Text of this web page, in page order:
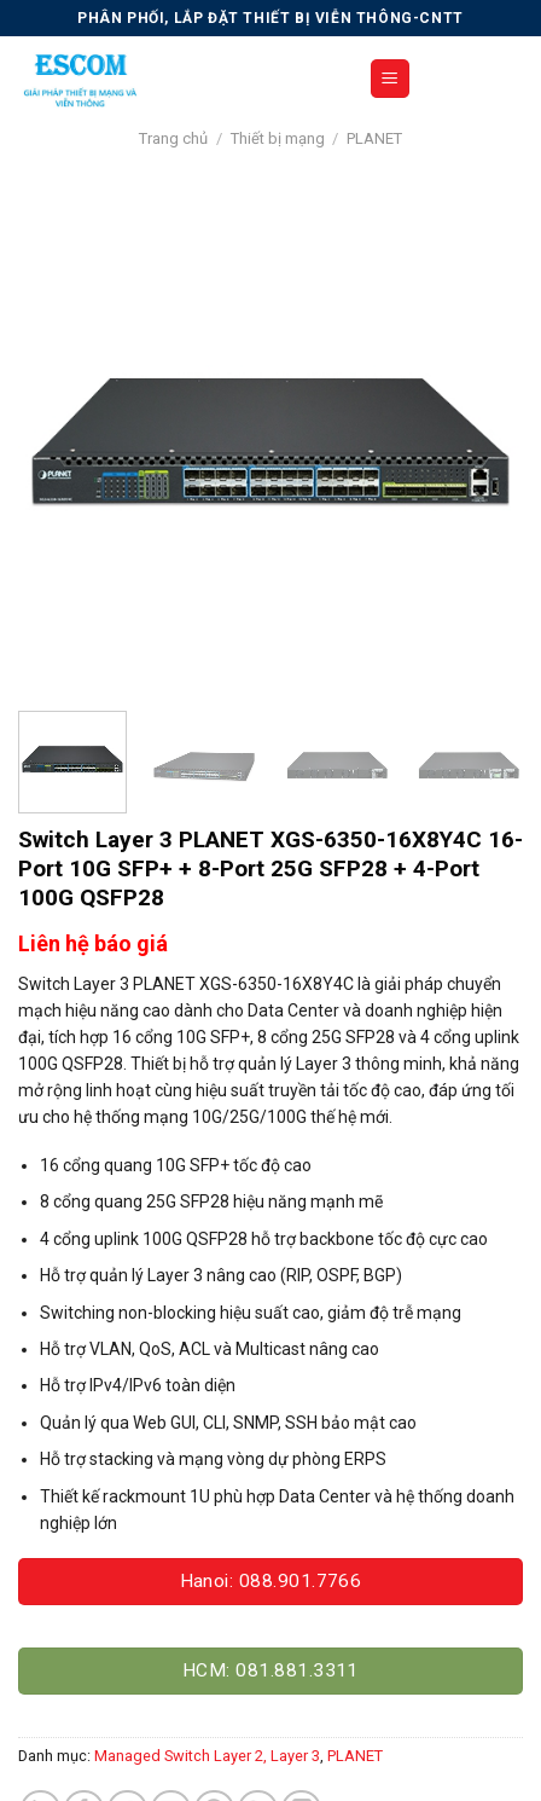
to
content
PHÂN PHỐI, LẮP ĐẶT THIẾT BỊ VIỄN THÔNG-CNTT
Trang chủ / Thiết bị mạng / PLANET
Switch Layer 3 PLANET XGS-6350-16X8Y4C 16-
Port 10G SFP+ + 8-Port 25G SFP28 + 4-Port
100G QSFP28
Liên hệ báo giá
Switch Layer 3 PLANETXGS-6350-16X8Y4C là giải pháp chuyển
mạch hiệu năng cao dành cho Data Center và doanh nghiệp hiện
đại, tích hợp 16 cổng 10G SFP+, 8 cổng 25G SFP28 và 4 cổng uplink
100G QSFP28. Thiết bị hỗ trợ quản lý Layer 3 thông minh, khả năng
mở rộng linh hoạt cùng hiệu suất truyền tải tốc độ cao, đáp ứng tối
ưu cho hệ thống mạng 10G/25G/100G thế hệ mới.
16 cổng quang 10G SFP+ tốc độ cao
8 cổng quang 25G SFP28 hiệu năng mạnh mẽ
4 cổng uplink 100G QSFP28 hỗ trợ backbone tốc độ cực cao
Hỗ trợ quản lý Layer 3 nâng cao (RIP, OSPF, BGP)
Switching non-blocking hiệu suất cao, giảm độ trễ mạng
Hỗ trợ VLAN, QoS, ACL và Multicast nâng cao
Hỗ trợ IPv4/IPv6 toàn diện
Quản lý qua Web GUI, CLI, SNMP, SSH bảo mật cao
Hỗ trợ stacking và mạng vòng dự phòng ERPS
Thiết kế rackmount 1U phù hợp Data Center và hệ thống doanh
nghiệp lớn
Hanoi: 088.901.7766
HCM: 081.881.3311
Danh mục: Managed Switch Layer 2, Layer 3, PLANET